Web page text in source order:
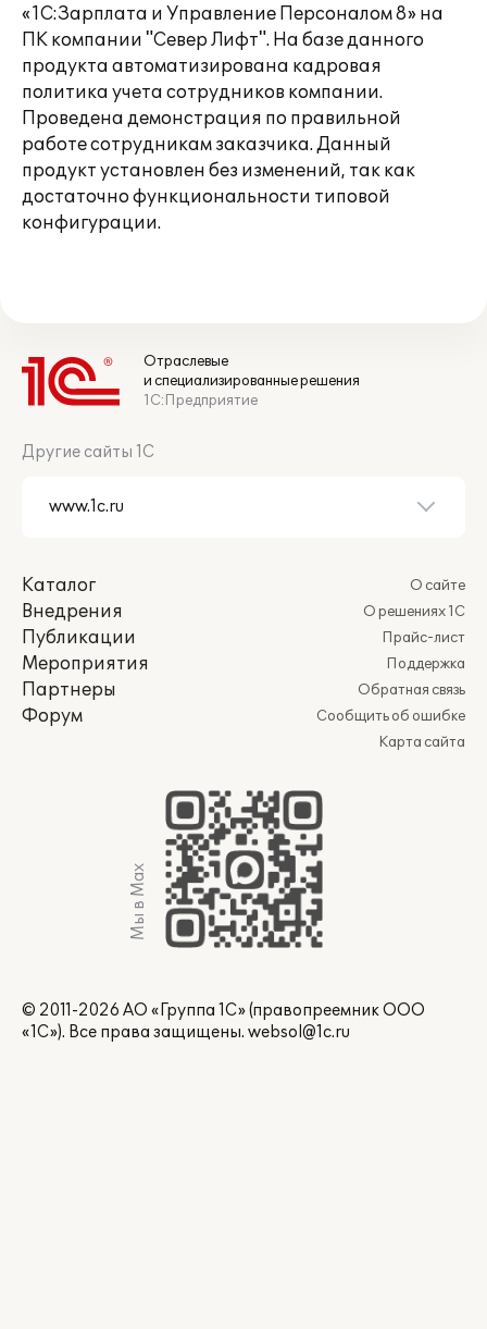
«1С:Зарплата и Управление Персоналом 8» на
ПК компании "Север Лифт". На базе данного
продукта автоматизирована кадровая
политика учета сотрудников компании.
Проведена демонстрация по правильной
работе сотрудникам заказчика. Данный
продукт установлен без изменений, так как
достаточно функциональности типовой
конфигурации.
Отраслевые
и специализированные решения
1С:Предприятие
Другие сайты 1С
Каталог
Внедрения
Публикации
Мероприятия
Партнеры
Форум
О сайте
О решениях 1С
Прайс-лист
Поддержка
Обратная связь
Сообщить об ошибке
Карта сайта
Мы в Max
© 2011-2026 АО «Группа 1С» (правопреемник ООО
«1С»). Все права защищены. websol@1c.ru